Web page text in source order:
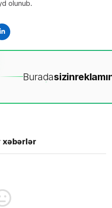
olunub.
Buradasizin
xəbərlər